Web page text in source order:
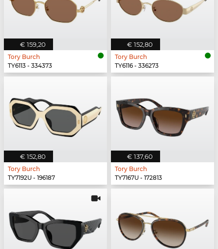
€ 159,20
Tory Burch
TY6113 - 334373
€ 152,80
Tory Burch
TY6116 - 336273
€ 152,80
Tory Burch
TY7192U - 196187
€ 137,60
Tory Burch
TY7167U - 172813